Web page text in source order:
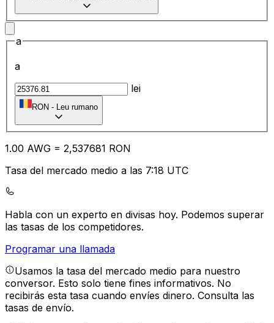
a
a
lei
RON - Leu rumano
1.00 AWG = 2,537681 RON
Tasa del mercado medio a las 7:18 UTC
Habla con un experto en divisas hoy. Podemos superar
las tasas de los competidores.
Programar una llamada
Usamos la tasa del mercado medio para nuestro
conversor. Esto solo tiene fines informativos. No
recibirás esta tasa cuando envíes dinero. Consulta las
tasas de envío.